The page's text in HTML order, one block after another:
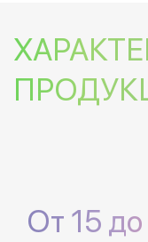
От 15